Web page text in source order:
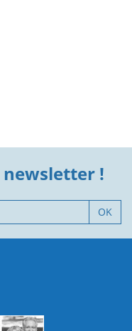
newsletter !
OK